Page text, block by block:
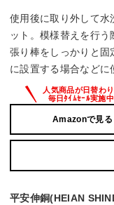
使用後に取り外して水
ット。模様替えを行
張り棒をしっかりと固
に設置する場合などに
Amazonで見る
平安伸銅(HEIAN